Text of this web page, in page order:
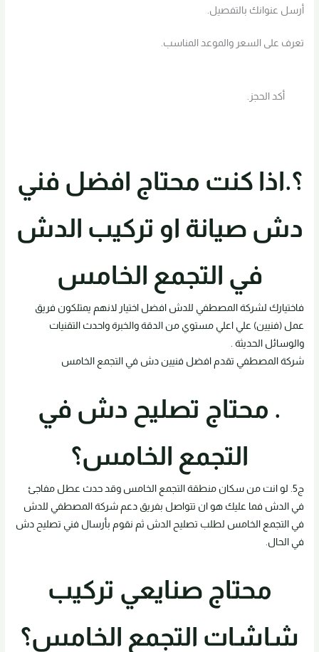
أرسل عنوانك بالتفصيل.
تعرف على السعر والموعد المناسب.
أكد الحجز.
؟.اذا كنت محتاج افضل فني
دش صيانة او تركيب الدش
في التجمع الخامس
فاختيارك لشركة المصطفي للدش افضل اختيار لانهم يمتلكون فريق
عمل (فنيين) علي اعلي مستوي من الدقة والخبرة واحدث التقنيات
والوسائل الحديثة .
شركة المصطفي تقدم افضل فنيين دش في التجمع الخامس
. محتاج تصليح دش في
التجمع الخامس؟
ج5. لو انت من سكان منطقة التجمع الخامس وقد حدث عطل مفاجئ
في الدش فما عليك هو ان تتواصل بفريق دعم شركة المصطفي للدش
في التجمع الخامس لطلب تصليح الدش ثم نقوم بأرسال فني تصليح دش
في الحال.
محتاج صنايعي تركيب
شاشات التجمع الخامس؟